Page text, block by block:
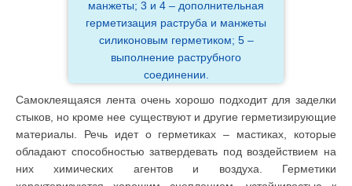
манжеты; 3 и 4 – дополнительная
герметизация раструба и манжеты
силиконовым герметиком; 5 –
выполнение раструбного
соединении.
Самоклеящаяся лента очень хорошо подходит для заделки
стыков, но кроме нее существуют и другие герметизирующие
материалы. Речь идет о герметиках – мастиках, которые
обладают способностью затвердевать под воздействием на
них химических агентов и воздуха. Герметики